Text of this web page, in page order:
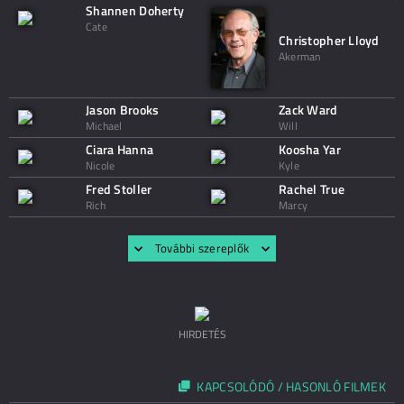
Shannen Doherty
Cate
Christopher Lloyd
Akerman
Jason Brooks
Michael
Zack Ward
Will
Ciara Hanna
Nicole
Koosha Yar
Kyle
Fred Stoller
Rich
Rachel True
Marcy
További szereplők
HIRDETÉS
KAPCSOLÓDÓ / HASONLÓ FILMEK